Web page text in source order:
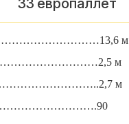
33 европаллет
м
м
м